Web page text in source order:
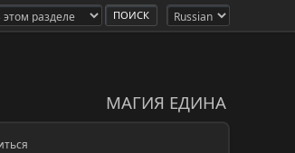
МАГИЯ ЕДИНА